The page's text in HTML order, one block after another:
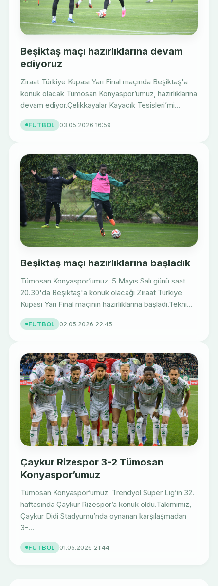
Beşiktaş maçı hazırlıklarına devam
ediyoruz
Ziraat Türkiye Kupası Yarı Final maçında Beşiktaş'a
konuk olacak Tümosan Konyaspor’umuz, hazırlıklarına
devam ediyor.Çelikkayalar Kayacık Tesisleri’mi...
FUTBOL 03.05.2026 16:59
Beşiktaş maçı hazırlıklarına başladık
Tümosan Konyaspor’umuz, 5 Mayıs Salı günü saat
20.30'da Beşiktaş'a konuk olacağı Ziraat Türkiye
Kupası Yarı Final maçının hazırlıklarına başladı.Tekni...
FUTBOL 02.05.2026 22:45
Çaykur Rizespor 3-2 Tümosan
Konyaspor’umuz
Tümosan Konyaspor’umuz, Trendyol Süper Lig’in 32.
haftasında Çaykur Rizespor’a konuk oldu.Takımımız,
Çaykur Didi Stadyumu’nda oynanan karşılaşmadan
3-...
FUTBOL 01.05.2026 21:44